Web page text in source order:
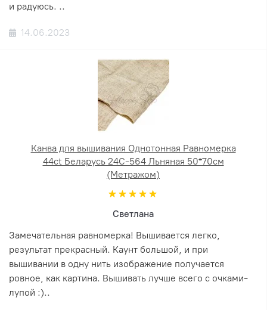
и радуюсь. ..
14.06.2023
Канва для вышивания Однотонная Равномерка
44ct Беларусь 24С-564 Льняная 50*70см
(Метражом)
Светлана
Замечательная равномерка! Вышивается легко,
результат прекрасный. Каунт большой, и при
вышивании в одну нить изображение получается
ровное, как картина. Вышивать лучше всего с очками-
лупой :)..